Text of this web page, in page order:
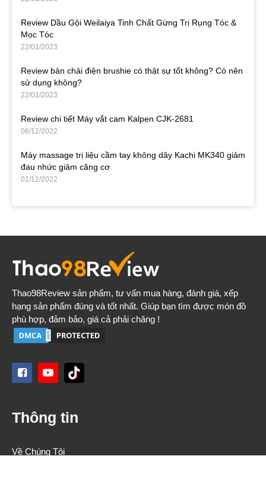
Review Dầu Gội Weilaiya Tinh Chất Gừng Trị Rụng Tóc &
Mọc Tóc
22/01/2023
Review bàn chải điện brushie có thật sự tốt không? Có nên
sử dụng không?
22/01/2023
Review chi tiết Máy vắt cam Kalpen CJK-2681
06/12/2022
Máy massage trị liệu cầm tay không dây Kachi MK340 giảm
đau nhức giảm căng cơ
01/12/2022
Thao98Review sản phẩm, tư vấn mua hàng, đánh giá, xếp
hạng sản phẩm đúng và tốt nhất. Giúp bạn tìm được món đồ
phù hợp, đảm bảo, giá cả phải chăng !
Thông tin
Về Chúng Tôi